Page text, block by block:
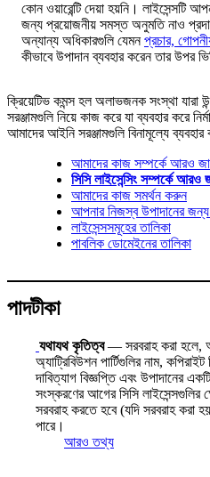
কোন ওয়ারেন্টি দেয়া হয়নি। লাইসেন্সটি
জন্য প্রয়োজনীয় সমস্ত অনুমতি নাও
অন্যান্য অধিকারগুলি যেমনপ্রচার,
কীভাবে উপাদান ব্যবহার করেন তার উপর
ক্রিয়েটিভ কমন্স হল অলাভজনক সংস্থা যারা
সরঞ্জামগুলি নিয়ে কাজ করে যা ব্যবহার করে
আমাদের আইনি সরঞ্জামগুলি বিনামূল্যে ব্যবহার
আমাদের কাজ সম্পর্কে আরও
সিসি লাইসেন্সিং সম্পর্কে আরও
আমাদের কাজ সমর্থন করুন
আপনার নিজস্ব উপাদানের জন্য
লাইসেন্সসমূহের তালিকা
পাবলিক ডোমেইনের তালিকা
পাদটীকা
যথাযথ কৃতিত্ব— সরবরাহ করা হলে,
অ্যাট্রিবিউশন পার্টিগুলির নাম,
দাবিত্যাগ বিজ্ঞপ্তি এবং উপাদানের
সংস্করণের আগের সিসি লাইসেন্সগুলির
সরবরাহ করতে হবে (যদি সরবরাহ করা
পারে।
আরও তথ্য